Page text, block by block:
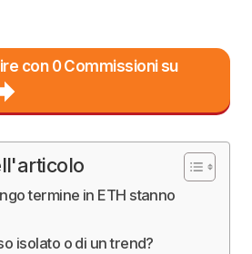
con 0 Commissioni su
termine in ETH stanno
isolato o di un trend?